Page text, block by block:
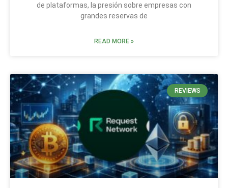
de plataformas, la presión sobre empresas con
grandes reservas de
READ MORE »
REVIEWS